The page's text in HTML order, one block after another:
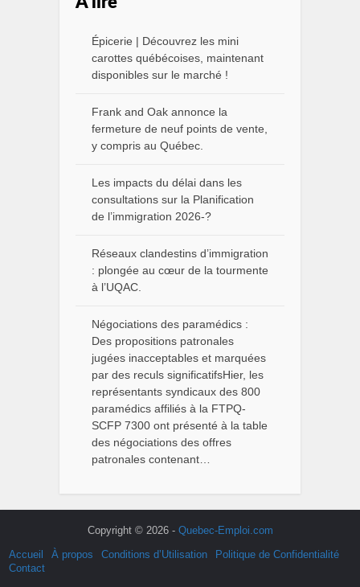
Épicerie | Découvrez les mini
carottes québécoises, maintenant
disponibles sur le marché !
Frank and Oak annonce la
fermeture de neuf points de vente,
y compris au Québec.
Les impacts du délai dans les
consultations sur la Planification
de l’immigration 2026-?
Réseaux clandestins d’immigration
: plongée au cœur de la tourmente
à l’UQAC.
Négociations des paramédics :
Des propositions patronales
jugées inacceptables et marquées
par des reculs significatifsHier, les
représentants syndicaux des 800
paramédics affiliés à la FTPQ-
SCFP 7300 ont présenté à la table
des négociations des offres
patronales contenant…
Copyright © 2026 - Quebec-Emploi.com
Accueil
À propos Conditions d’Utilisation
Politique de Confidentialité
Contact